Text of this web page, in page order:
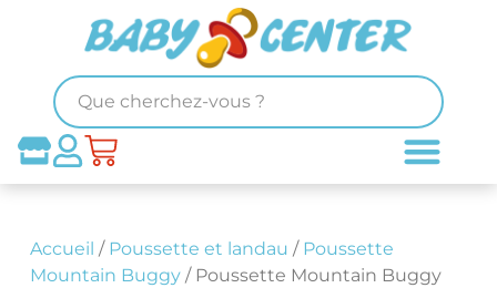
Accueil / Poussette et landau / Poussette
Mountain Buggy/ Poussette Mountain Buggy